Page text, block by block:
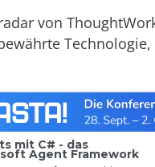
von